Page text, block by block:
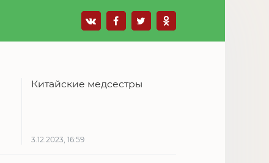
Китайские медсестры
3.12.2023, 16:59